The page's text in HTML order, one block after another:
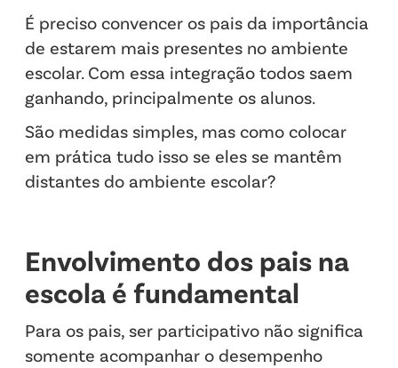
É preciso convencer os pais da importância
de estarem mais presentes no ambiente
escolar. Com essa integração todos saem
ganhando, principalmente os alunos.
São medidas simples, mas como colocar
em prática tudo isso se eles se mantêm
distantes do ambiente escolar?
Envolvimento dos pais na
escola é fundamental
Para os pais, ser participativo não significa
somente acompanhar o desempenho